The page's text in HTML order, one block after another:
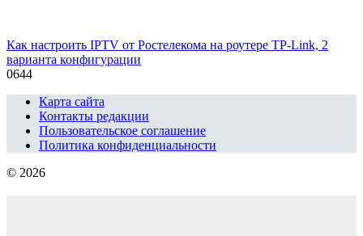
Как настроить IPTV от Ростелекома на роутере TP-Link, 2
варианта конфигурации
0644
Карта сайта
Контакты редакции
Пользовательское соглашение
Политика конфиденциальности
© 2026